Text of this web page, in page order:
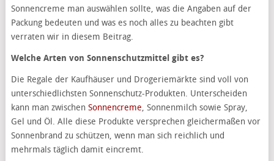
Sonnencreme man auswählen sollte, was die Angaben auf der
Packung bedeuten und was es noch alles zu beachten gibt
verraten wir in diesem Beitrag.
Welche Arten von Sonnenschutzmittel gibt es?
Die Regale der Kaufhäuser und Drogeriemärkte sind voll von
unterschiedlichsten Sonnenschutz-Produkten. Unterscheiden
kann man zwischen Sonnencreme, Sonnenmilch sowie Spray,
Gel und Öl. Alle diese Produkte versprechen gleichermaßen vor
Sonnenbrand zu schützen, wenn man sich reichlich und
mehrmals täglich damit eincremt.